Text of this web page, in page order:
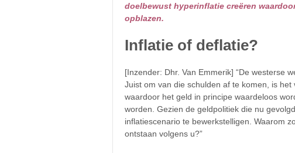
doelbewust hyperinflatie creëren
opblazen.
Inflatie of deflatie?
[Inzender: Dhr. Van Emmerik] “De westerse
Juist om van die schulden af te komen, is
waardoor het geld in principe waardeloos
worden. Gezien de geldpolitiek die nu
inflatiescenario te bewerkstelligen. Waarom
ontstaan volgens u?”